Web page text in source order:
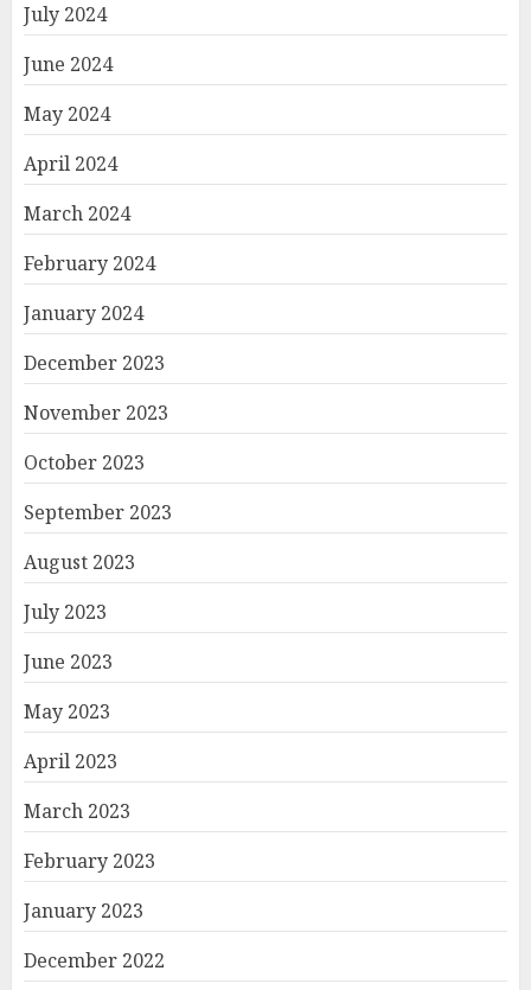
July 2024
June 2024
May 2024
April 2024
March 2024
February 2024
January 2024
December 2023
November 2023
October 2023
September 2023
August 2023
July 2023
June 2023
May 2023
April 2023
March 2023
February 2023
January 2023
December 2022